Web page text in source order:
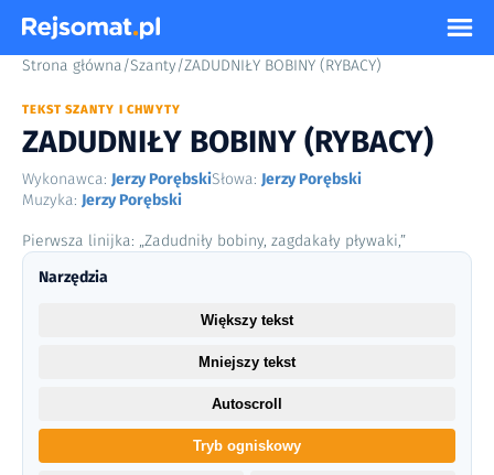
Strona główna/Szanty/ZADUDNIŁY BOBINY (RYBACY)
TEKST SZANTY I CHWYTY
ZADUDNIŁY BOBINY (RYBACY)
Wykonawca: Jerzy PorębskiSłowa: Jerzy Porębski
Muzyka: Jerzy Porębski
Pierwsza linijka: „Zadudniły bobiny, zagdakały pływaki,”
Narzędzia
Większy tekst
Mniejszy tekst
Autoscroll
Tryb ogniskowy